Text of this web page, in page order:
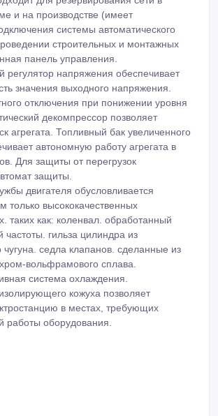
регулятор напряжения обеспечивает
значения выходного напряжения.
отключения при понижении уровня
декомпрессор позволяет
агрегата. Топливный бак увеличенного
автономную работу агрегата в
Для защиты от перегрузок
защиты.
двигателя обусловливается
только высококачественных
таких как: коленвал. обработанный
частоты. гильза цилиндра из
чугуна. седла клапанов. сделанные из
вольфрамового сплава.
кожуха позволяет
в местах, требующих
работы оборудования.